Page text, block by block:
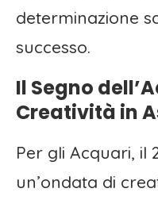
determinazione
successo.
Il Segno
Creatività in
Per gli Acquari, il
un’ondata di